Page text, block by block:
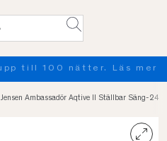
nätter. Läs mer
Jensen Ambassadör Aqtive II Ställbar Säng-24